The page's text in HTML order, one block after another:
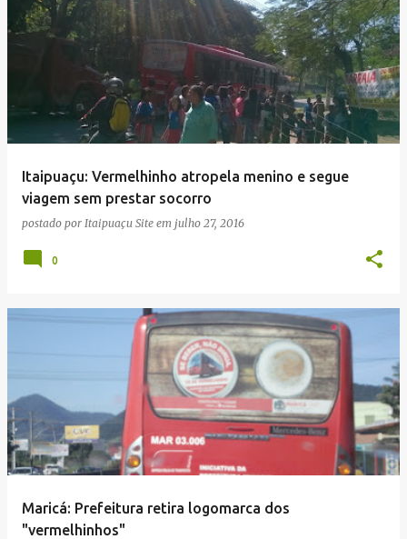
Itaipuaçu: Vermelhinho atropela menino e segue
viagem sem prestar socorro
postado por Itaipuaçu Site em julho 27, 2016
0
Maricá: Prefeitura retira logomarca dos
"vermelhinhos"